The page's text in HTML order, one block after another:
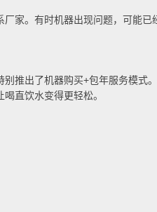
家。有时机器出现问题，可能
别推出了机器购买+包年服务模式
直饮水变得更轻松。